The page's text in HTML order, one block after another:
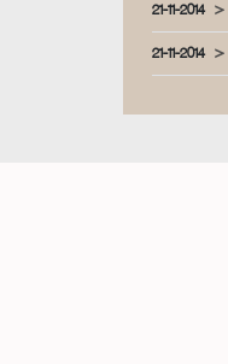
21-11-2014
21-11-2014